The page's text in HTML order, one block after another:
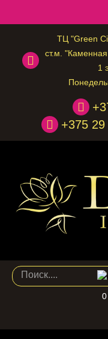
ТЦ "Green
ст.м.
1
+375
0